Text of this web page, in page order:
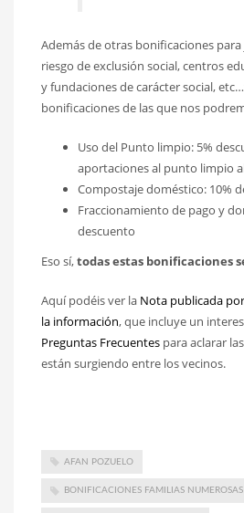
Además de otras bonificaciones
riesgo de exclusión social, centros
y fundaciones de carácter social,
bonificaciones de las que nos
Uso del Punto limpio: 5%
aportaciones al punto limpio
Compostaje doméstico: 10%
Fraccionamiento de pago y
descuento
Eso sí,todas estas bonificaciones
Aquí podéis ver la Nota publicada
la información, que incluye un
Preguntas Frecuentes para aclarar
están surgiendo entre los vecinos.
AFAN POZUELO
BONIFICACIONES FAMILIAS